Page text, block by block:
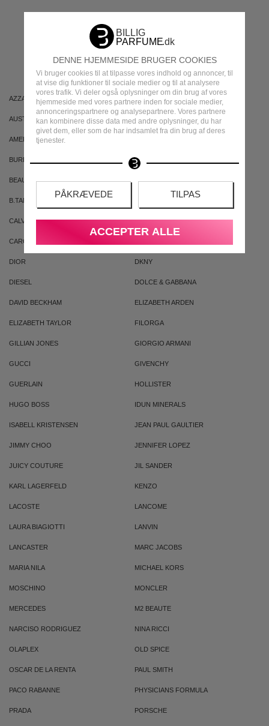
DENNE HJEMMESIDE BRUGER COOKIES
Vi bruger cookies til at tilpasse vores indhold og annoncer, til
at vise dig funktioner til sociale medier og til at analysere
vores trafik. Vi deler også oplysninger om din brug af vores
hjemmeside med vores partnere inden for sociale medier,
annonceringspartnere og analysepartnere. Vores partnere
kan kombinere disse data med andre oplysninger, du har
givet dem, eller som de har indsamlet fra din brug af deres
tjenester.
PÅKRÆVEDE TILPAS
ACCEPTER ALLE
MEST POPULÆRE
MÆRKER
AZZARO ARIANA GRANDE
AUSTRALIAN GOLD AUSTRALIAN BODYCARE
AMERICAN CREW
BURBERRY BVLGARI
BEAUTE PACIFIQUE BADEANSTALTEN
B.TAN
CALVIN KLEIN CACHAREL
CAROLINA HERRERA
DIOR DKNY
DIESEL DOLCE & GABBANA
DAVID BECKHAM ELIZABETH ARDEN
ELIZABETH TAYLOR FILORGA
GILLIAN JONES GIORGIO ARMANI
GUCCI GIVENCHY
GUERLAIN HOLLISTER
HUGO BOSS IDUN MINERALS
ISABELL KRISTENSEN JEAN PAUL GAULTIER
JIMMY CHOO JENNIFER LOPEZ
JUICY COUTURE JIL SANDER
KARL LAGERFELD KENZO
LACOSTE LANCOME
LAURA BIAGIOTTI LANVIN
LANCASTER MARC JACOBS
MARIA NILA MICHAEL KORS
MOSCHINO MONCLER
MERCEDES M2 BEAUTE
NARCISO RODRIGUEZ NINA RICCI
OLAPLEX OLD SPICE
OSCAR DE LA RENTA PAUL SMITH
PACO RABANNE PHYSICIANS FORMULA
PRADA PORSCHE